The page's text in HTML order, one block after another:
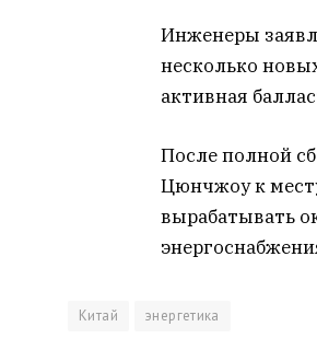
Инженеры
несколько
активная
После полной
Цюнчжоу к
вырабатывать
Китай энергетика